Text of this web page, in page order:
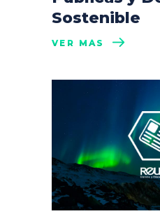
Sostenible
VER MÁS